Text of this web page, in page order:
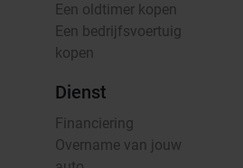
Een oldtimer kopen
Een bedrijfsvoertuig
kopen
Dienst
Financiering
Overname van jouw